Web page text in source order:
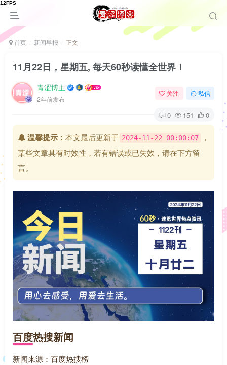
首页 新闻早报 正文
11月22日，星期五, 每天60秒读懂全世界！
青涩博主
2年前发布
关注 私信
0 151 0
温馨提示： 本文最后更新于 2024-11-22 00:00:07
，
某些文章具有时效性，若有错误或已失效，请在下方留
言。
百度热搜新闻
新闻来源：百度热搜榜